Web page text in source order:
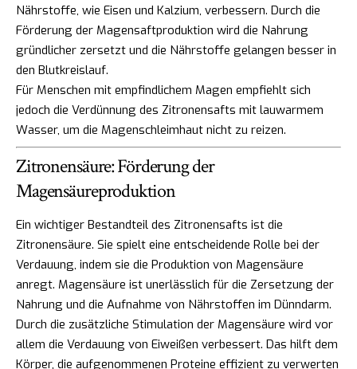
Nährstoffe, wie Eisen und Kalzium, verbessern. Durch die
Förderung der Magensaftproduktion wird die Nahrung
gründlicher zersetzt und die Nährstoffe gelangen besser in
den Blutkreislauf.
Für Menschen mit empfindlichem Magen empfiehlt sich
jedoch die Verdünnung des Zitronensafts mit lauwarmem
Wasser, um die Magenschleimhaut nicht zu reizen.
Zitronensäure: Förderung der
Magensäureproduktion
Ein wichtiger Bestandteil des Zitronensafts ist die
Zitronensäure. Sie spielt eine entscheidende Rolle bei der
Verdauung, indem sie die Produktion von Magensäure
anregt. Magensäure ist unerlässlich für die Zersetzung der
Nahrung und die Aufnahme von Nährstoffen im Dünndarm.
Durch die zusätzliche Stimulation der Magensäure wird vor
allem die Verdauung von Eiweißen verbessert. Das hilft dem
Körper, die aufgenommenen Proteine effizient zu verwerten